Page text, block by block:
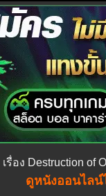
เรื่อง Destruction of
ดูหนังออนไลน์